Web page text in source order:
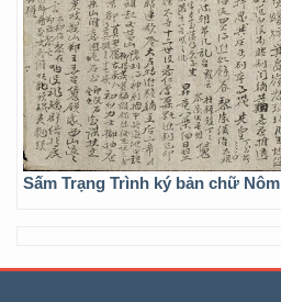
Sấm Trạng Trình ký bản chữ Nôm